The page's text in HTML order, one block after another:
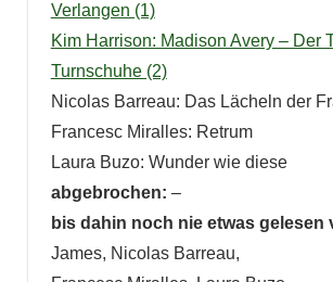
Verlangen (1)
Kim Harrison: Madison Avery – Der
Turnschuhe (2)
Nicolas Barreau: Das Lächeln der
Francesc Miralles: Retrum
Laura Buzo: Wunder wie diese
abgebrochen: –
bis dahin noch nie etwas gelesen
James, Nicolas Barreau,